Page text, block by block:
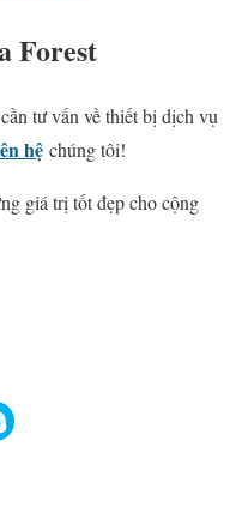
Forest
tư vấn về thiết bị dịch vụ
hệ chúng tôi!
giá trị tốt đẹp cho cộng